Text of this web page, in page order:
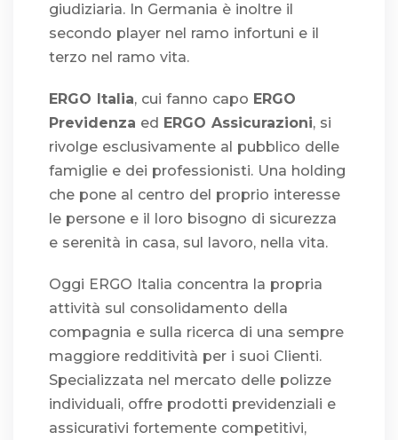
giudiziaria. In Germania è inoltre il
secondo player nel ramo infortuni e il
terzo nel ramo vita.
ERGO Italia, cui fanno capo ERGO
Previdenza ed ERGO Assicurazioni, si
rivolge esclusivamente al pubblico delle
famiglie e dei professionisti. Una holding
che pone al centro del proprio interesse
le persone e il loro bisogno di sicurezza
e serenità in casa, sul lavoro, nella vita.
Oggi ERGO Italia concentra la propria
attività sul consolidamento della
compagnia e sulla ricerca di una sempre
maggiore redditività per i suoi Clienti.
Specializzata nel mercato delle polizze
individuali, offre prodotti previdenziali e
assicurativi fortemente competitivi,